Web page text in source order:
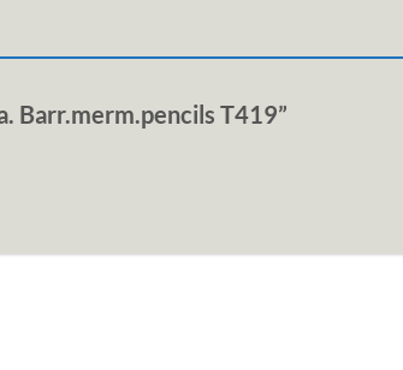
Barr.merm.pencils T419”